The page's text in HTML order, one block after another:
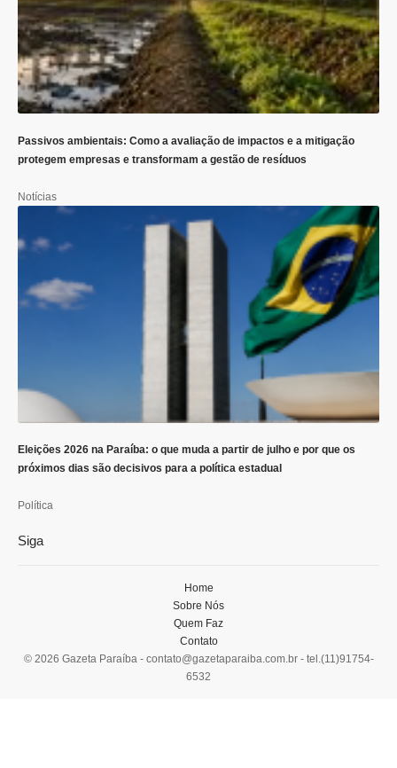
Passivos ambientais: Como a avaliação de impactos e a mitigação
protegem empresas e transformam a gestão de resíduos
Notícias
Eleições 2026 na Paraíba: o que muda a partir de julho e por que os
próximos dias são decisivos para a política estadual
Política
Siga
© 2026 Gazeta Paraíba - contato@gazetaparaiba.com.br- tel.(11)91754-
6532
Home
Sobre Nós
Quem Faz
Contato